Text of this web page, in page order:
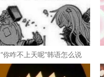
“你咋不上天呢”韩语怎么说